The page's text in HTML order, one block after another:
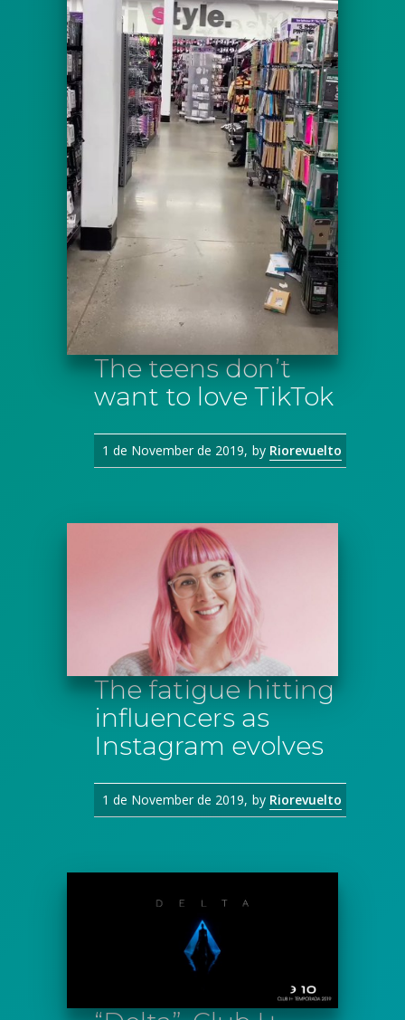
The teens don’t
want to love TikTok
1 de November de 2019 by Riorevuelto
The fatigue hitting
influencers as
Instagram evolves
1 de November de 2019 by Riorevuelto